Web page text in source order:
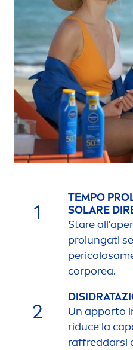
1
TEMPO
SOLARE
Stare
prolungati
pericolosa
corporea.
2
Un apporto
riduce la
raffreddarsi